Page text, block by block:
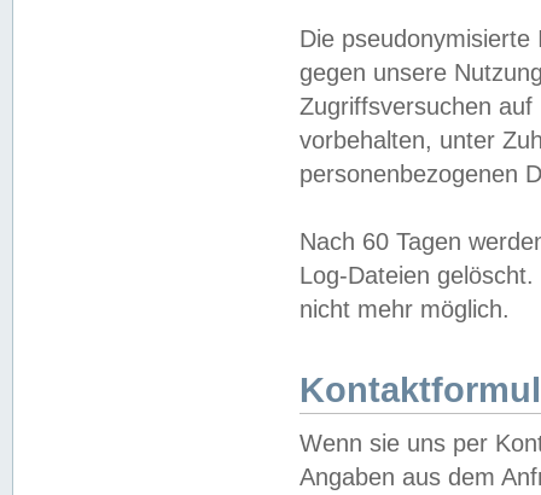
Die
gegen unsere
Zugriffsversuchen
vorbehalten, unter
personenbezogenen
Nach 60 Tagen
Log-Dateien
nicht mehr möglich.
Wenn sie uns per
Angaben aus dem